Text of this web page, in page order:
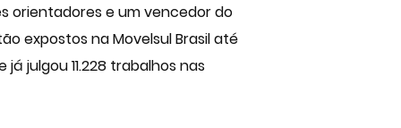
orientadores e um vencedor do
expostos na Movelsul Brasil até
julgou 11.228 trabalhos nas